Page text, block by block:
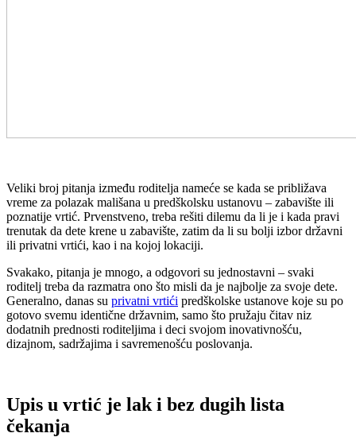
Veliki broj pitanja između roditelja nameće se kada se približava
vreme za polazak mališana u predškolsku ustanovu – zabavište ili
poznatije vrtić. Prvenstveno, treba rešiti dilemu da li je i kada pravi
trenutak da dete krene u zabavište, zatim da li su bolji izbor državni
ili privatni vrtići, kao i na kojoj lokaciji.
Svakako, pitanja je mnogo, a odgovori su jednostavni – svaki
roditelj treba da razmatra ono što misli da je najbolje za svoje dete.
Generalno, danas su privatni vrtići predškolske ustanove koje su po
gotovo svemu identične državnim, samo što pružaju čitav niz
dodatnih prednosti roditeljima i deci svojom inovativnošću,
dizajnom, sadržajima i savremenošću poslovanja.
Upis u vrtić je lak i bez dugih lista
čekanja